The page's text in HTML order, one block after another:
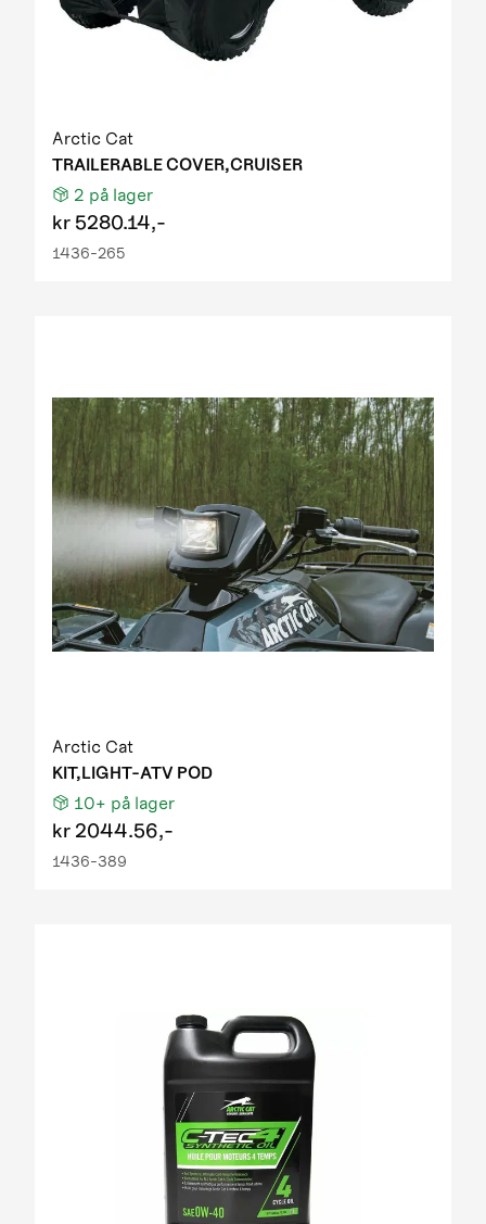
Arctic Cat
TRAILERABLE COVER,CRUISER
2 på lager
kr 5280.14,-
1436-265
Arctic Cat
KIT,LIGHT-ATV POD
10+ på lager
kr 2044.56,-
1436-389